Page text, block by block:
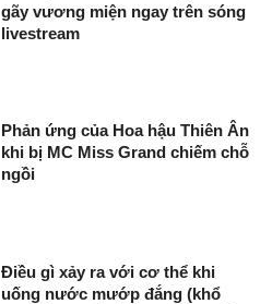
gãy vương miện ngay trên sóng
livestream
Phản ứng của Hoa hậu Thiên Ân
khi bị MC Miss Grand chiếm chỗ
ngồi
Điều gì xảy ra với cơ thể khi
uống nước mướp đắng (khổ